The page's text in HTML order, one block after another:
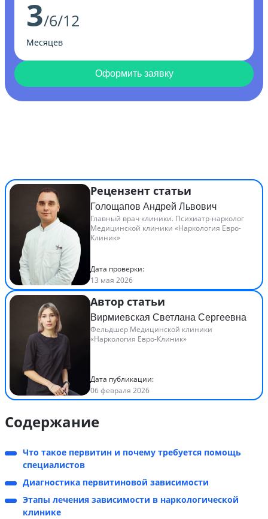
3/6/12
Месяцев
Оформить заявку
Рецензент статьи
Голощапов Андрей Львович
Главный врач клиники. Психиатр-нарколог
Медицинской клиники «Наркология Евро-
Клиник»
Дата проверки:
13 мая 2026
Автор статьи
Вирмиевская Светлана Сергеевна
Фельдшер Медицинской клиники
«Наркология Евро-Клиник»
Дата публикации:
06 февраля 2026
Содержание
Что такое первитин и почему требуется помощь
специалистов
Диагностика первитиновой зависимости
Этапы лечения зависимости в наркологической
клинике